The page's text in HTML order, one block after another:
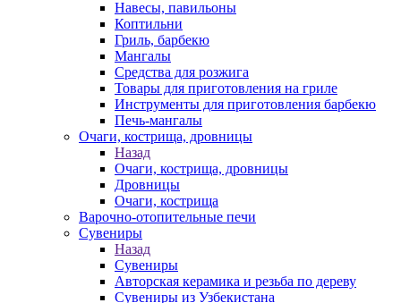
Навесы, павильоны
Коптильни
Гриль, барбекю
Мангалы
Средства для розжига
Товары для приготовления на гриле
Инструменты для приготовления барбекю
Печь-мангалы
Очаги, кострища, дровницы
Назад
Очаги, кострища, дровницы
Дровницы
Очаги, кострища
Варочно-отопительные печи
Сувениры
Назад
Сувениры
Авторская керамика и резьба по дереву
Сувениры из Узбекистана